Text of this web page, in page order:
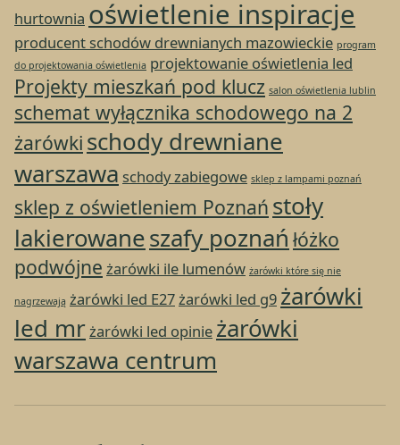
hurtownia oświetlenie inspiracje
producent schodów drewnianych mazowieckie program
do projektowania oświetlenia projektowanie oświetlenia led
Projekty mieszkań pod klucz salon oświetlenia lublin
schemat wyłącznika schodowego na 2
żarówki schody drewniane
warszawa schody zabiegowe sklep z lampami poznań
sklep z oświetleniem Poznań stoły
lakierowaneszafy poznań łóżko
podwójne żarówki ile lumenów żarówki które się nie
nagrzewają żarówki led E27żarówki led g9 żarówki
led mrżarówki led opinie żarówki
warszawa centrum